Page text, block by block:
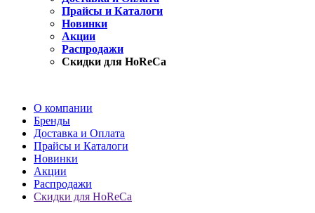
Прайсы и Каталоги
Новинки
Акции
Распродажи
Скидки для HoReCa
О компании
Бренды
Доставка и Оплата
Прайсы и Каталоги
Новинки
Акции
Распродажи
Скидки для HoReCa